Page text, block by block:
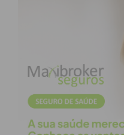
proporcionar o melhor
O presidente do
Alberto, apelou à
novos médicos
necessidades da
imensa. O CHTS
Hospital de Amarante,